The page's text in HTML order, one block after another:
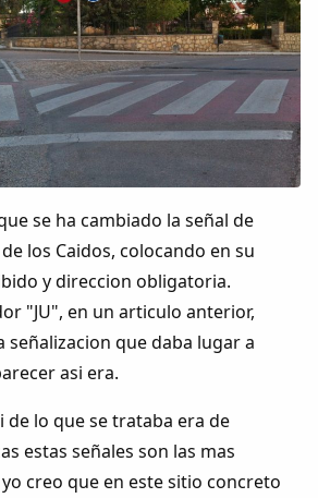
se ha cambiado la señal de
los Caidos, colocando en su
y direccion obligatoria.
"JU", en un articulo anterior,
señalizacion que daba lugar a
asi era.
de lo que se trataba era de
estas señales son las mas
creo que en este sitio concreto